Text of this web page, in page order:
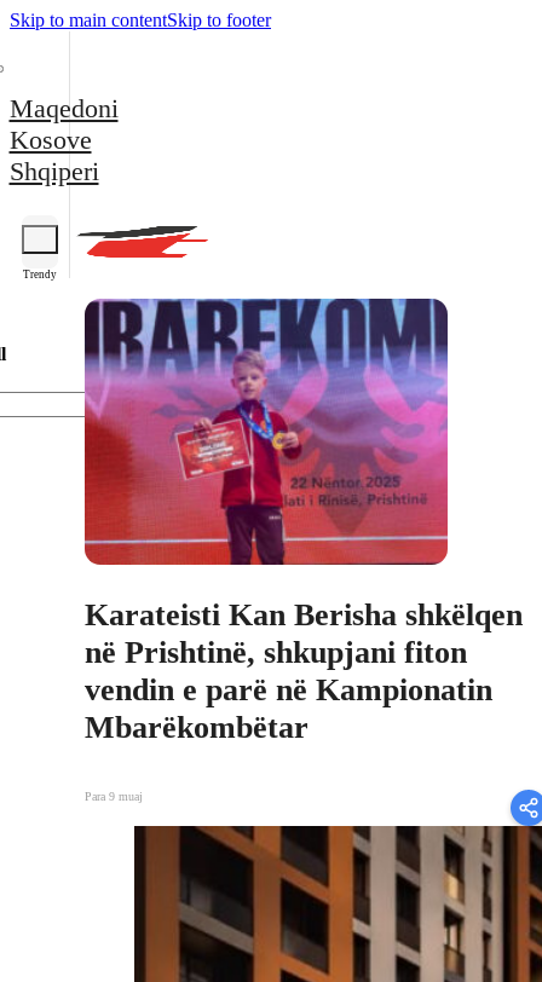
Skip to main contentSkip to footer
Maqedoni
Kosove
Shqiperi
Trendy
Karateisti Kan Berisha shkëlqen
në Prishtinë, shkupjani fiton
vendin e parë në Kampionatin
Mbarëkombëtar
Para 9 muaj